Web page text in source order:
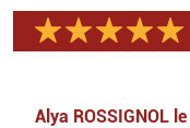
Alya ROSSIGNOL le